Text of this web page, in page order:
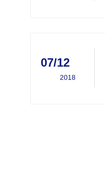
07/12
2018